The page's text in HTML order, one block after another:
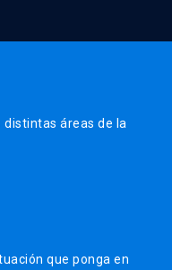
áreas de la
que ponga en